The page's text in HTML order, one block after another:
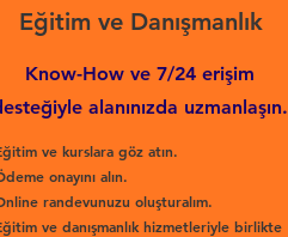
Eğitim ve Danışmanlık
Know-How ve 7/24 erişim
alanınızda uzmanlaşın.
ve kurslara göz atın.
onayını alın.
randevunuzu oluşturalım.
ve danışmanlık hizmetleriyle birlikte